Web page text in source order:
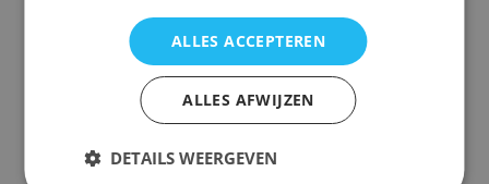
32PF5320/10
32PF5320/28
50pfl7321/12
32PF5320/28B
32PF5320/78
32PF5320/93
ALLES ACCEPTEREN
ALLES AFWIJZEN
DETAILS WEERGEVEN